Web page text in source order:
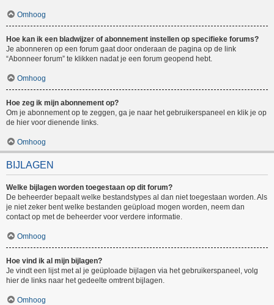
Omhoog
Hoe kan ik een bladwijzer of abonnement instellen op specifieke forums?
Je abonneren op een forum gaat door onderaan de pagina op de link
“Abonneer forum” te klikken nadat je een forum geopend hebt.
Omhoog
Hoe zeg ik mijn abonnement op?
Om je abonnement op te zeggen, ga je naar het gebruikerspaneel en klik je op
de hier voor dienende links.
Omhoog
BIJLAGEN
Welke bijlagen worden toegestaan op dit forum?
De beheerder bepaalt welke bestandstypes al dan niet toegestaan worden. Als
je niet zeker bent welke bestanden geüpload mogen worden, neem dan
contact op met de beheerder voor verdere informatie.
Omhoog
Hoe vind ik al mijn bijlagen?
Je vindt een lijst met al je geüploade bijlagen via het gebruikerspaneel, volg
hier de links naar het gedeelte omtrent bijlagen.
Omhoog